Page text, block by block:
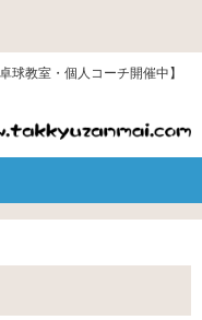
教室・個人コーチ開催中】